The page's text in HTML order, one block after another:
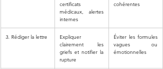
certificats
médicaux, alertes
internes
cohérentes
3. Rédiger la lettre
Expliquer
clairement les
griefs et notifier la
rupture
Éviter les formules
vagues ou
émotionnelles